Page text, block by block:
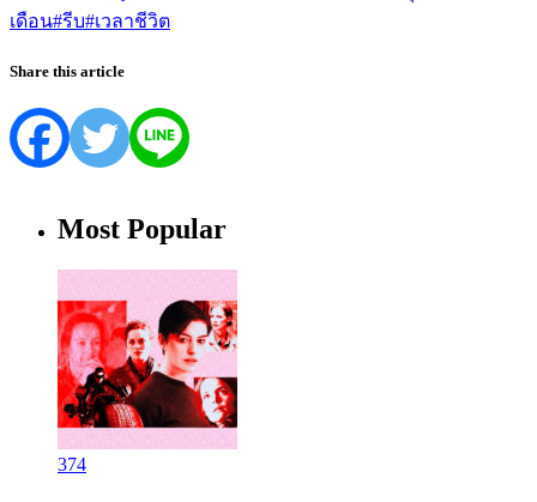
เดือน#รีบ#เวลาชีวิต
Share this article
Most Popular
374